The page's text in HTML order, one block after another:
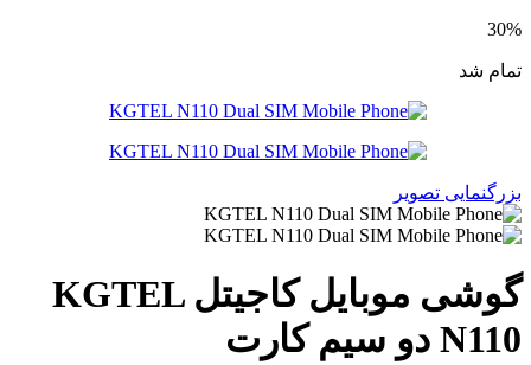
30%
تمام شد
بزرگنمایی تصویر
گوشی موبایل کاجیتل KGTEL
N110 دو سیم کارت